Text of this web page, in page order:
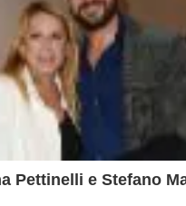
Pettinelli e Stefano